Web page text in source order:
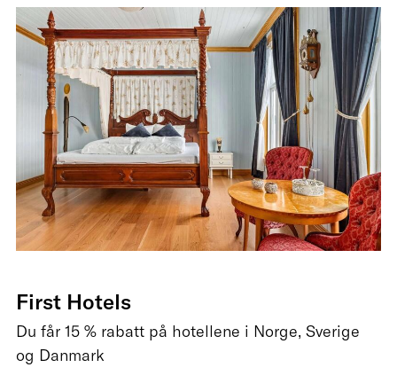
First Hotels
Du får 15 % rabatt på hotellene i Norge, Sverige
og Danmark